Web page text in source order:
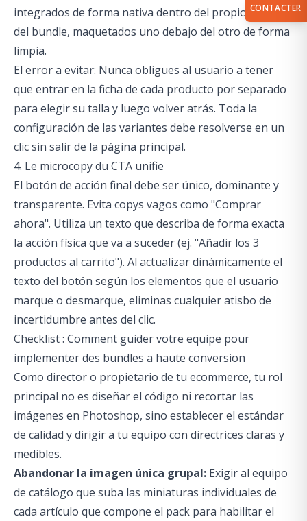
integrados de forma nativa dentro del propio bloque
del bundle, maquetados uno debajo del otro de forma
limpia.
El error a evitar: Nunca obligues al usuario a tener
que entrar en la ficha de cada producto por separado
para elegir su talla y luego volver atrás. Toda la
configuración de las variantes debe resolverse en un
clic sin salir de la página principal.
4. Le microcopy du CTA unifie
El botón de acción final debe ser único, dominante y
transparente. Evita copys vagos como "Comprar
ahora". Utiliza un texto que describa de forma exacta
la acción física que va a suceder (ej. "Añadir los 3
productos al carrito"). Al actualizar dinámicamente el
texto del botón según los elementos que el usuario
marque o desmarque, eliminas cualquier atisbo de
incertidumbre antes del clic.
Checklist : Comment guider votre equipe pour
implementer des bundles a haute conversion
Como director o propietario de tu ecommerce, tu rol
principal no es diseñar el código ni recortar las
imágenes en Photoshop, sino establecer el estándar
de calidad y dirigir a tu equipo con directrices claras y
medibles.
Abandonar la imagen única grupal: Exigir al equipo
de catálogo que suba las miniaturas individuales de
cada artículo que compone el pack para habilitar el
CONTACTER